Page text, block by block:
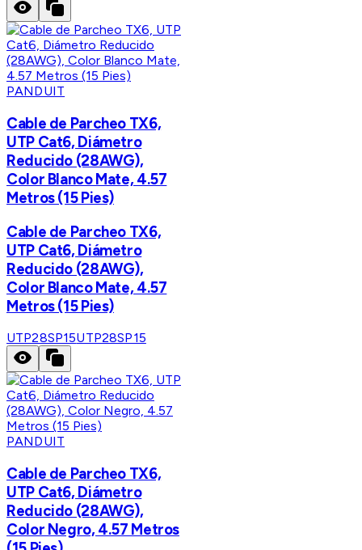
PANDUIT
Cable de Parcheo TX6,
UTP Cat6, Diámetro
Reducido (28AWG),
Color Blanco Mate, 4.57
Metros (15 Pies)
Cable de Parcheo TX6,
UTP Cat6, Diámetro
Reducido (28AWG),
Color Blanco Mate, 4.57
Metros (15 Pies)
UTP28SP15UTP28SP15
PANDUIT
Cable de Parcheo TX6,
UTP Cat6, Diámetro
Reducido (28AWG),
Color Negro, 4.57 Metros